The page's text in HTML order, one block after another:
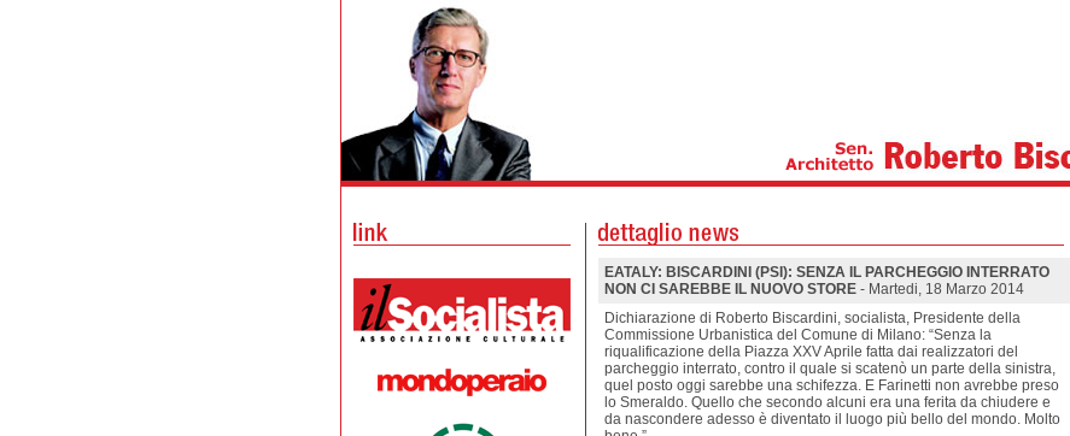
EATALY: BISCARDINI (PSI): SENZA IL PARCHEGGIO INTERRATO
NON CI SAREBBE IL NUOVO STORE - Martedi, 18 Marzo 2014
Dichiarazione di Roberto Biscardini, socialista, Presidente della
Commissione Urbanistica del Comune di Milano: “Senza la
riqualificazione della Piazza XXV Aprile fatta dai realizzatori del
parcheggio interrato, contro il quale si scatenò un parte della sinistra,
quel posto oggi sarebbe una schifezza. E Farinetti non avrebbe preso
lo Smeraldo. Quello che secondo alcuni era una ferita da chiudere e
da nascondere adesso è diventato il luogo più bello del mondo. Molto